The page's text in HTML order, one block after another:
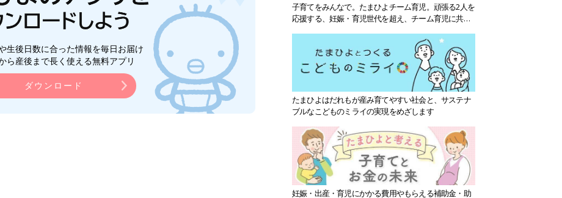
生後日数に合った情報を毎日お届け
ら産後まで長く使える無料アプリ
ダウンロード
子育てをみんなで。たまひよチーム育児。頑張る2人を
応援する、妊娠・育児世代を超え、チーム育児に共感
たまひよはだれもが産み育てやすい社会と、サステナ
ブルなこどものミライの実現をめざします
妊娠・出産・育児にかかる費用やもらえる補助金・助